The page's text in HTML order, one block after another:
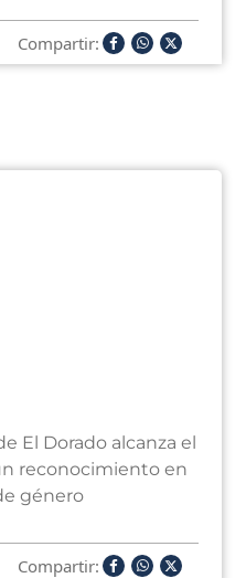
Compartir:
El Dorado alcanza el
reconocimiento en
género
Compartir: